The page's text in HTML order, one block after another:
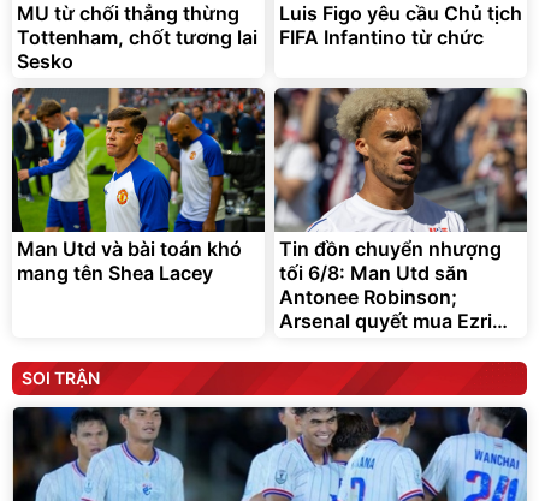
MU từ chối thẳng thừng
Tottenham, chốt tương lai
Sesko
Luis Figo yêu cầu Chủ tịch
FIFA Infantino từ chức
Man Utd và bài toán khó
mang tên Shea Lacey
Tin đồn chuyển nhượng
tối 6/8: Man Utd săn
Antonee Robinson;
Arsenal quyết mua Ezri
SOI TRẬN